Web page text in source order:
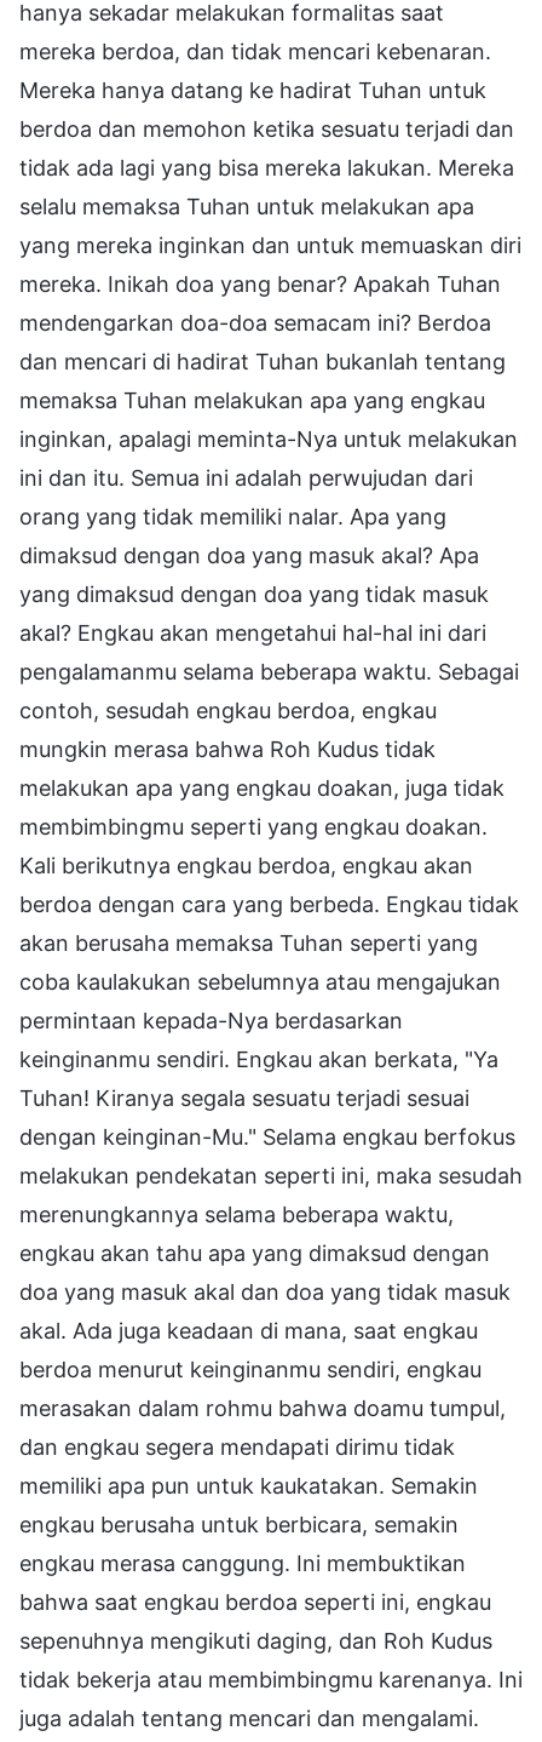
hanya sekadar melakukan formalitas saat
mereka berdoa, dan tidak mencari kebenaran.
Mereka hanya datang ke hadirat Tuhan untuk
berdoa dan memohon ketika sesuatu terjadi dan
tidak ada lagi yang bisa mereka lakukan. Mereka
selalu memaksa Tuhan untuk melakukan apa
yang mereka inginkan dan untuk memuaskan diri
mereka. Inikah doa yang benar? Apakah Tuhan
mendengarkan doa-doa semacam ini? Berdoa
dan mencari di hadirat Tuhan bukanlah tentang
memaksa Tuhan melakukan apa yang engkau
inginkan, apalagi meminta-Nya untuk melakukan
ini dan itu. Semua ini adalah perwujudan dari
orang yang tidak memiliki nalar. Apa yang
dimaksud dengan doa yang masuk akal? Apa
yang dimaksud dengan doa yang tidak masuk
akal? Engkau akan mengetahui hal-hal ini dari
pengalamanmu selama beberapa waktu. Sebagai
contoh, sesudah engkau berdoa, engkau
mungkin merasa bahwa Roh Kudus tidak
melakukan apa yang engkau doakan, juga tidak
membimbingmu seperti yang engkau doakan.
Kali berikutnya engkau berdoa, engkau akan
berdoa dengan cara yang berbeda. Engkau tidak
akan berusaha memaksa Tuhan seperti yang
coba kaulakukan sebelumnya atau mengajukan
permintaan kepada-Nya berdasarkan
keinginanmu sendiri. Engkau akan berkata, "Ya
Tuhan! Kiranya segala sesuatu terjadi sesuai
dengan keinginan-Mu." Selama engkau berfokus
melakukan pendekatan seperti ini, maka sesudah
merenungkannya selama beberapa waktu,
engkau akan tahu apa yang dimaksud dengan
doa yang masuk akal dan doa yang tidak masuk
akal. Ada juga keadaan di mana, saat engkau
berdoa menurut keinginanmu sendiri, engkau
merasakan dalam rohmu bahwa doamu tumpul,
dan engkau segera mendapati dirimu tidak
memiliki apa pun untuk kaukatakan. Semakin
engkau berusaha untuk berbicara, semakin
engkau merasa canggung. Ini membuktikan
bahwa saat engkau berdoa seperti ini, engkau
sepenuhnya mengikuti daging, dan Roh Kudus
tidak bekerja atau membimbingmu karenanya. Ini
juga adalah tentang mencari dan mengalami.